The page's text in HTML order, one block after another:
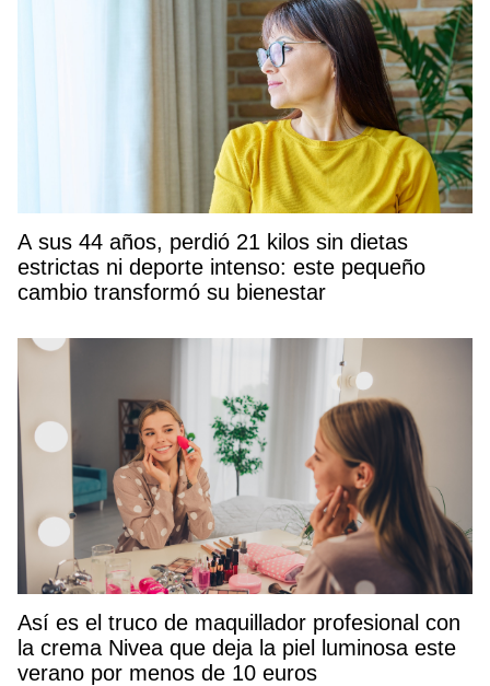
A sus 44 años, perdió 21 kilos sin dietas
estrictas ni deporte intenso: este pequeño
cambio transformó su bienestar
Así es el truco de maquillador profesional con
la crema Nivea que deja la piel luminosa este
verano por menos de 10 euros